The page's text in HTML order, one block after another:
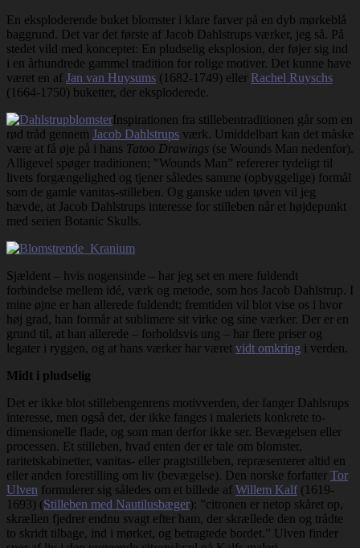
En eksploderende buket blomster i klare farver på en dyb mørkeblå
baggrund. Det var det første af Jacob Dahlstrups værker, jeg så. På
stedet vild med konceptet: En pludselig eksplosion, der føjer sig ind
i en århundrede gammel tradition for rolige motiver. Det kunne have
været en af Jan van Huysums (1682-1749) eller Rachel Ruyschs
(1664-1750) buketter, der eksploderede.
Inspirationen fra stillebentraditionen går som en
rød tråd gennem Jacob Dahlstrups værk. Umiddelbart kan det måske
være at få øje på i hans Tatoo Drawings (se Wounds Man nedenfor).
Alligevel spøger traditionen; ”Wounds Man” refererer tydeligt til
livets forgængelighed og tjener således samme (opbyggelige) formål
som de gamle vanitas-stilleben. Og ganske uden tøven vil jeg
hævde, at Jacob Dahlstrups interesse for stilleben når et højdepunkt
med serien Botanic Skulls.
Sjældent – hvis nogensinde – har jeg set en mere fuldendt
forbindelse mellem idé, værk og metode, som hos Jacob Dahlstrup. I
mine øjne er han allerede fuldendt; fremtiden vil blot vise os i hvor
høj grad, han formår at sublimere sit virke og sine værker. Der er en
grund til, at han allerede – forholdsvis ung – har flere priser og
legater i ryggen, og at hans værker har været vidt omkring i verden.
Midt i pludselig
Det er ikke blot stillebengenrens motivverden, der fanger Dahlsrups
interesse, men også det, der ikke fanges i maleriets konkrete to-
dimensionelle flade, og som man derfor ikke ser. Bevægelsen eller
processen. Et stilleben, hvad enten der er tale om blomster,
raritetskabinetter, vanitas- eller pragtstilleben, repræsenterer altid en
eller anden forestilling om liv (bevægelse). Den norske forfatter Tor
Ulven formulerer sig således om et billede af Willem Kalf(1619-
1693) (Stilleben med Nautilusbæger): ”citronen er netop skåret op,
skrællen fjedrer endnu svagt efter ham, der skrællede den og trådte
to skridt tilbage, ind i mørket, og betragtede bordet.” Ulven finder